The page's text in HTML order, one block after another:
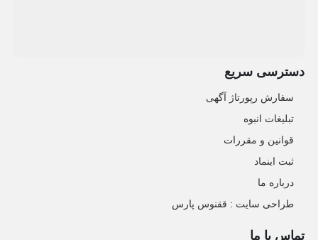
دسترسی سریع
سفارش رپورتاژ آگهی
تبلیغات انبوه
قوانین و مقررات
ثبت اینماد
درباره ما
طراحی سایت : ققنوس پارس
تماس با ما